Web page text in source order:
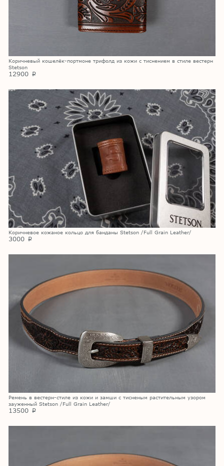
Коричневый кошелёк-портмоне трифолд из кожи с тиснением в стиле вестерн
Stetson
12900 p
Коричневое кожаное кольцо для банданы Stetson /Full Grain Leather/
3000 p
Ремень в вестерн-стиле из кожи и замши с тисненым растительным узором
зауженный Stetson /Full Grain Leather/
13500 p